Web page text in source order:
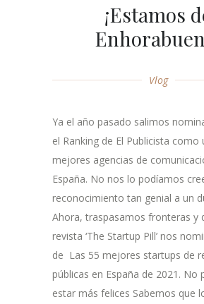
¡Estamos
Vlog
Ya el año pasado salimos
el Ranking de El Publicista como
mejores agencias de
España. No nos lo podíamos
reconocimiento tan genial a un
Ahora, traspasamos fronteras y
revista ‘The Startup Pill’ nos
de Las 55 mejores startups de
públicas en España de 2021. No
estar más felices Sabemos que